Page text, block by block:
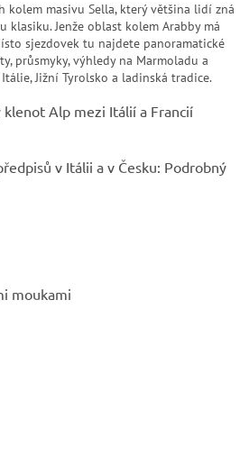
kolem masivu Sella, který většina lidí zná
klasiku. Jenže oblast kolem Arabby má
sjezdovek tu najdete panoramatické
průsmyky, výhledy na Marmoladu a
Jižní Tyrolsko a ladinská tradice.
Alp mezi Itálií a Francií
v Itálii a v Česku: Podrobný
moukami